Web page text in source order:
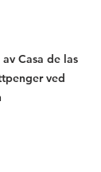
Casa de las
ved